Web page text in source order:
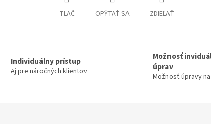
TLAČ OPÝTAŤ SA ZDIEĽAŤ
Individuálny prístup
Aj pre náročných klientov
Možnosť
úprav
Možnosť úpravy